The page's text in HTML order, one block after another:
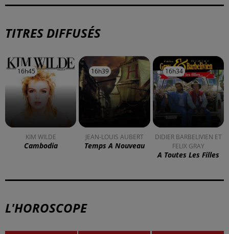
TITRES DIFFUSÉS
16h45
16h45
KIM WILDE
Cambodia
16h39
16h39
JEAN-LOUIS AUBERT
Temps A Nouveau
16h34
16h34
DIDIER BARBELIVIEN ET
FELIX GRAY
A Toutes Les Filles
L'HOROSCOPE